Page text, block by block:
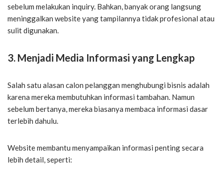
sebelum melakukan inquiry. Bahkan, banyak orang langsung
meninggalkan website yang tampilannya tidak profesional atau
sulit digunakan.
3. Menjadi Media Informasi yang Lengkap
Salah satu alasan calon pelanggan menghubungi bisnis adalah
karena mereka membutuhkan informasi tambahan. Namun
sebelum bertanya, mereka biasanya membaca informasi dasar
terlebih dahulu.
Website membantu menyampaikan informasi penting secara
lebih detail, seperti: